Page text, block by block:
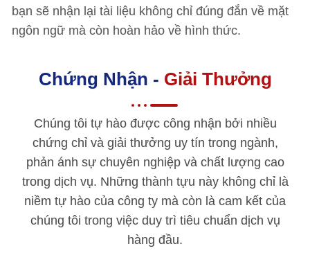
bạn sẽ nhận lại tài liệu không chỉ đúng đắn về mặt
ngôn ngữ mà còn hoàn hảo về hình thức.
Chứng Nhận - Giải Thưởng
Chúng tôi tự hào được công nhận bởi nhiều
chứng chỉ và giải thưởng uy tín trong ngành,
phản ánh sự chuyên nghiệp và chất lượng cao
trong dịch vụ. Những thành tựu này không chỉ là
niềm tự hào của công ty mà còn là cam kết của
chúng tôi trong việc duy trì tiêu chuẩn dịch vụ
hàng đầu.